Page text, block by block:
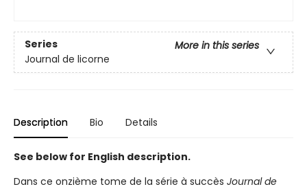
Series
More in this series
Journal de licorne
Description Bio Details
See below for English description.
Dans ce onzième tome de la série à succès Journal de